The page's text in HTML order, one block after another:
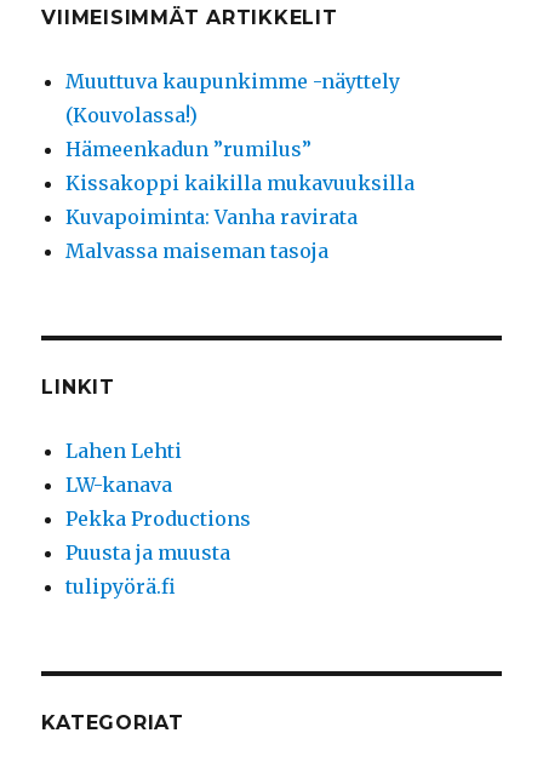
VIIMEISIMMÄT ARTIKKELIT
Muuttuva kaupunkimme -näyttely
(Kouvolassa!)
Hämeenkadun ”rumilus”
Kissakoppi kaikilla mukavuuksilla
Kuvapoiminta: Vanha ravirata
Malvassa maiseman tasoja
LINKIT
Lahen Lehti
LW-kanava
Pekka Productions
Puusta ja muusta
tulipyörä.fi
KATEGORIAT